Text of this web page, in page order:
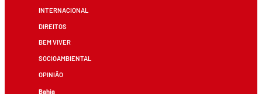
INTERNACIONAL
DIREITOS
BEM VIVER
SOCIOAMBIENTAL
OPINIÃO
Bahia